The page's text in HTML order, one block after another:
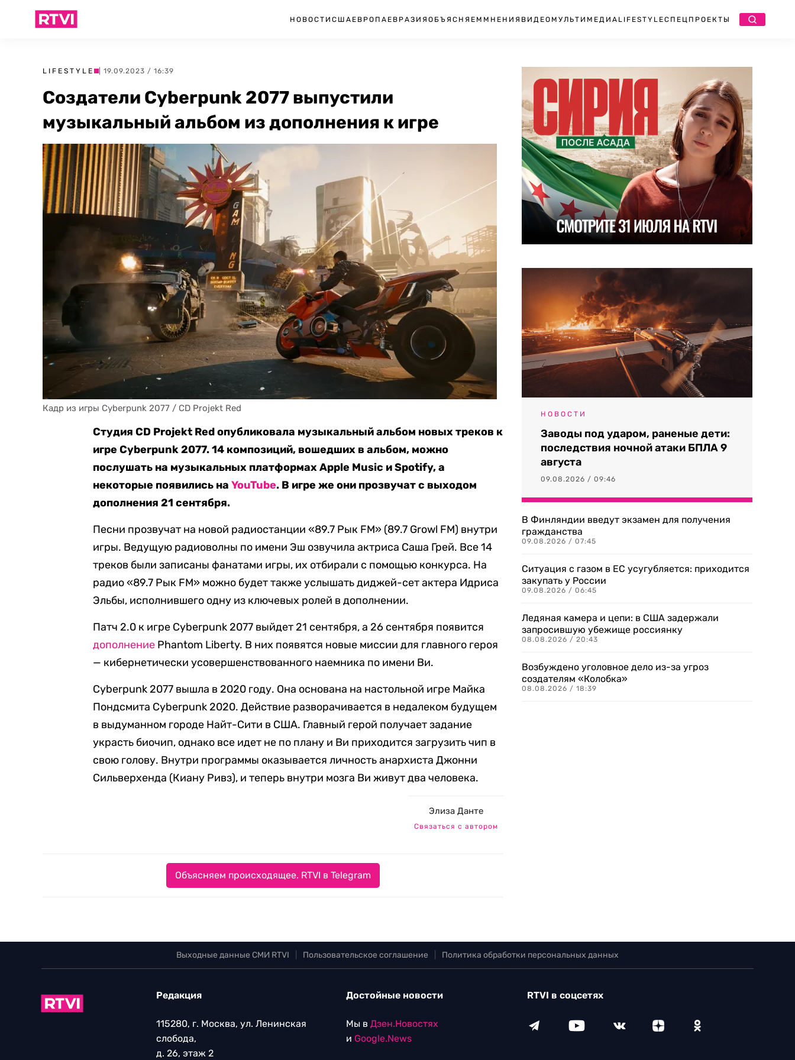
НОВОСТИ США ЕВРОПА ЕВРАЗИЯ ОБЪЯСНЯЕМ МНЕНИЯ ВИДЕО МУЛЬТИМЕДИА LIFESTYLEСПЕЦПРОЕКТЫ
LIFESTYLE | 19.09.2023 / 16:39
Создатели Cyberpunk 2077 выпустили
музыкальный альбом из дополнения к игре
Кадр из игры Cyberpunk 2077 / CD Projekt Red
Студия CD Projekt Red опубликовала музыкальный альбом новых треков к
игре Cyberpunk 2077. 14 композиций, вошедших в альбом, можно
послушать на музыкальных платформах Apple Music и Spotify, а
некоторые появились наYouTube. В игре же они прозвучат с выходом
дополнения 21 сентября.
Песни прозвучат на новой радиостанции «89.7 Рык FM» (89.7 Growl FM) внутри
игры. Ведущую радиоволны по имени Эш озвучила актриса Саша Грей. Все 14
треков были записаны фанатами игры, их отбирали с помощью конкурса. На
радио «89.7 Рык FM» можно будет также услышать диджей-сет актера Идриса
Эльбы, исполнившего одну из ключевых ролей в дополнении.
Патч 2.0 к игре Cyberpunk 2077 выйдет 21 сентября, а 26 сентября появится
дополнение Phantom Liberty. В них появятся новые миссии для главного героя
— кибернетически усовершенствованного наемника по имени Ви.
Cyberpunk 2077 вышла в 2020 году. Она основана на настольной игре Майка
Пондсмита Cyberpunk 2020. Действие разворачивается в недалеком будущем
в выдуманном городе Найт-Сити в США. Главный герой получает задание
украсть биочип, однако все идет не по плану и Ви приходится загрузить чип в
свою голову. Внутри программы оказывается личность анархиста Джонни
Сильверхенда (Киану Ривз), и теперь внутри мозга Ви живут два человека.
Элиза Данте
Связаться с автором
Объясняем происходящее. RTVI в Telegram
НОВОСТИ
Заводы под ударом, раненые дети:
последствия ночной атаки БПЛА 9
августа
09.08.2026 / 09:46
В Финляндии введут экзамен для получения
гражданства
09.08.2026 / 07:45
Ситуация с газом в ЕС усугубляется: приходится
закупать у России
09.08.2026 / 06:45
Ледяная камера и цепи: в США задержали
запросившую убежище россиянку
08.08.2026 / 20:43
Возбуждено уголовное дело из-за угроз
создателям «Колобка»
08.08.2026 / 18:39
Выходные данные СМИ RTVI Пользовательское соглашение Политика обработки персональных данных
Редакция
115280, г. Москва, ул. Ленинская
слобода,
д. 26, этаж 2
Достойные новости
Мы в Дзен.Новостях
и Google.News
RTVI в соцсетях